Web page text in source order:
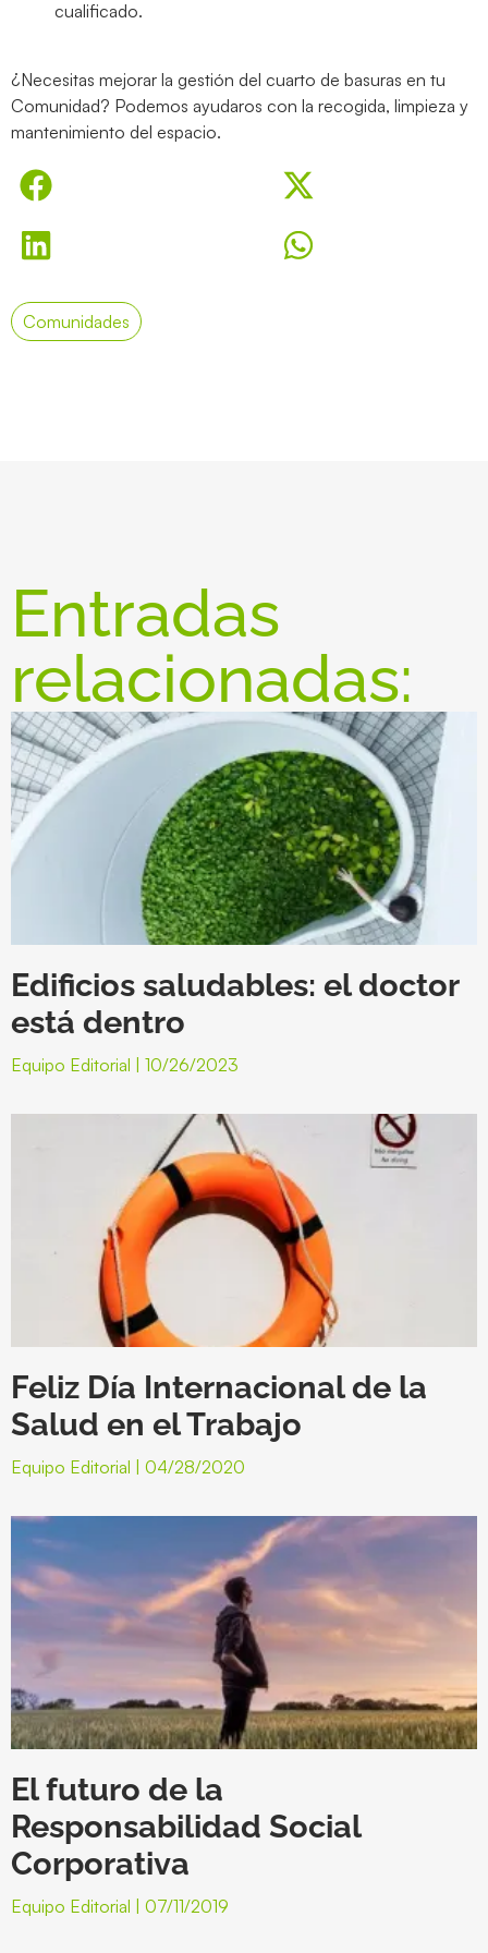
cualificado.
¿Necesitas mejorar la gestión del cuarto de basuras en tu
Comunidad? Podemos ayudaros con la recogida, limpieza y
mantenimiento del espacio.
Comunidades
Entradas
relacionadas:
Edificios saludables: el doctor
está dentro
Equipo Editorial 10/26/2023
Feliz Día Internacional de la
Salud en el Trabajo
Equipo Editorial 04/28/2020
El futuro de la
Responsabilidad Social
Corporativa
Equipo Editorial 07/11/2019